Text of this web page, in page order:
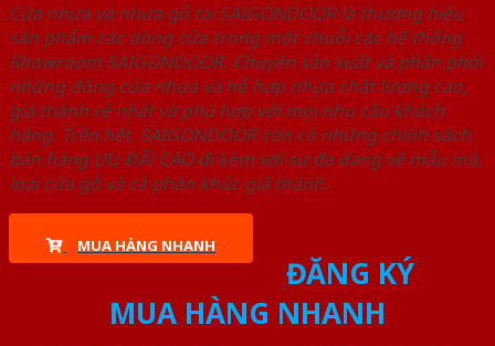
Cửa nhựa và nhựa gỗ tại SAIGONDOOR là thương hiệu
sản phẩm các dòng cửa trong một chuỗi các hệ thống
Showroom SAIGONDOOR. Chuyên sản xuất và phân phối
những dòng cửa nhựa và hỗ hợp nhựa chất lượng cao,
giá thành rẻ nhất và phù hợp với mọi nhu cầu khách
hàng. Trên hết, SAIGONDOOR còn có những chính sách
bán hàng ƯU ĐÃI CAO đi kèm với sự đa dạng về mẫu mã,
loại cửa gỗ và cả phân khúc giá thành.
MUA HÀNG NHANH
ĐĂNG KÝ
MUA HÀNG NHANH